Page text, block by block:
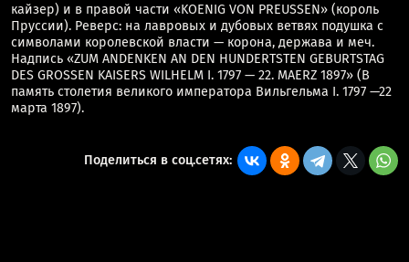
кайзер) и в правой части «KOENIG VON PREUSSEN» (король
Пруссии). Реверс: на лавровых и дубовых ветвях подушка с
символами королевской власти — корона, держава и меч.
Надпись «ZUM ANDENKEN AN DEN HUNDERTSTEN GEBURTSTAG
DES GROSSEN KAISERS WILHELM I. 1797 — 22. MAERZ 1897» (В
память столетия великого императора Вильгельма I. 1797 —22
марта 1897).
Поделиться в соц.сетях: